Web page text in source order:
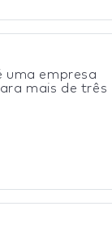
uma empresa
mais de três